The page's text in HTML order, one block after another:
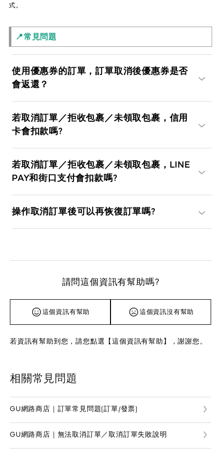
式。
📍常見問題
使用優惠券的訂單，訂單取消後優惠券是否
會返還？
若取消訂單／拒收包裹／未領取包裹，信用
卡會扣款嗎?
若取消訂單／拒收包裹／未領取包裹，LINE
PAY和街口支付會扣款嗎?
操作取消訂單後可以再恢復訂單嗎?
請問這個資訊有幫助嗎?
這個資訊有幫助 這個資訊沒有幫助
若資訊有幫助到您，請您點選【這個資訊有幫助】，謝謝您。
相關常見問題
GU網路商店｜訂單常見問題(訂單/發票)
GU網路商店｜無法取消訂單／取消訂單失敗說明